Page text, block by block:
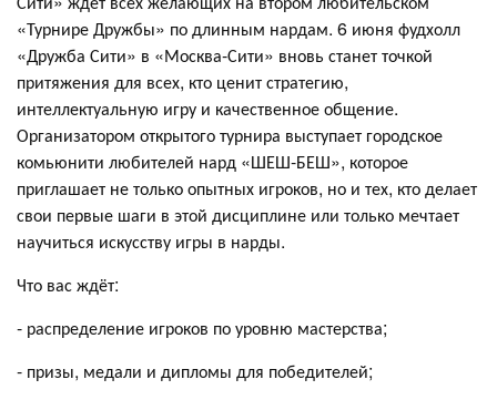
«Турнире Дружбы» по длинным нардам. 6 июня фудхолл
«Дружба Сити» в «Москва-Сити» вновь станет точкой
притяжения для всех, кто ценит стратегию,
интеллектуальную игру и качественное общение.
Организатором открытого турнира выступает городское
комьюнити любителей нард «ШЕШ-БЕШ», которое
приглашает не только опытных игроков, но и тех, кто делает
свои первые шаги в этой дисциплине или только мечтает
научиться искусству игры в нарды.
Что вас ждёт:
- распределение игроков по уровню мастерства;
- призы, медали и дипломы для победителей;